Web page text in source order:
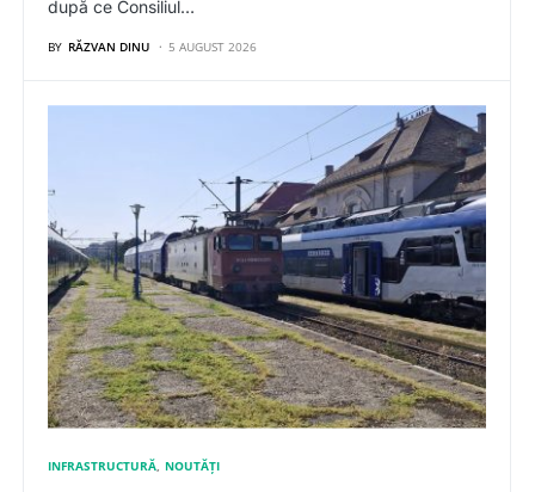
după ce Consiliul…
BY RĂZVAN DINU 5 AUGUST 2026
INFRASTRUCTURĂ NOUTĂȚI